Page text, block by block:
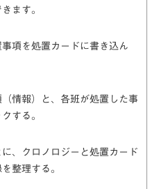
ます。
処置カードに書き込ん
）と、各班が処置した事
する。
ロノロジーと処置カード
整理する。